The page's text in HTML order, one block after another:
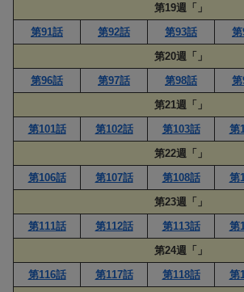
第19週「」
第91話
第92話 第93話
第20週「」
第96話
第97話 第98話
第21週「」
第101話
第102話 第103話 第
第22週「」
第106話
第107話 第108話 第
第23週「」
第111話
第112話 第113話 第
第24週「」
第116話
第117話 第118話 第